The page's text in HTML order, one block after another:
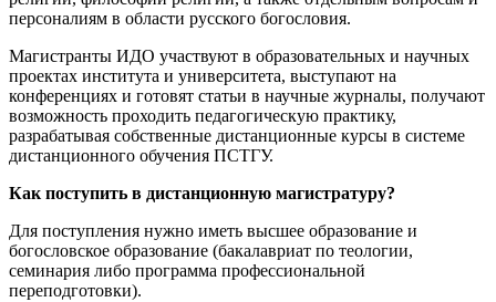
персоналиям в области русского богословия.
Магистранты ИДО участвуют в образовательных и научных
проектах института и университета, выступают на
конференциях и готовят статьи в научные журналы, получают
возможность проходить педагогическую практику,
разрабатывая собственные дистанционные курсы в системе
дистанционного обучения ПСТГУ.
Как поступить в дистанционную магистратуру?
Для поступления нужно иметь высшее образование и
богословское образование (бакалавриат по теологии,
семинария либо программа профессиональной
переподготовки).